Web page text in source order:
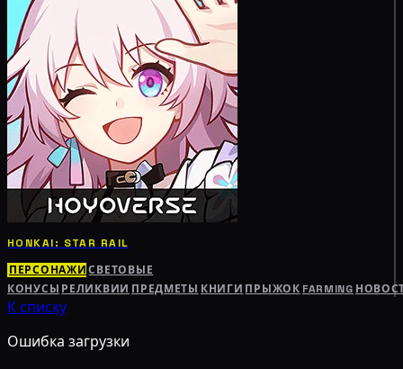
HONKAI: STAR RAIL
ПЕРСОНАЖИ СВЕТОВЫЕ
КОНУСЫ РЕЛИКВИИ ПРЕДМЕТЫ КНИГИ ПРЫЖОК FARMING
К списку
Ошибка загрузки